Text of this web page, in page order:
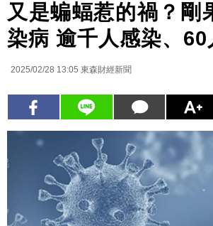
又是蝙蝠惹的禍？剛
染病 逾千人感染、60
2025/02/28 13:05 東森財經新聞